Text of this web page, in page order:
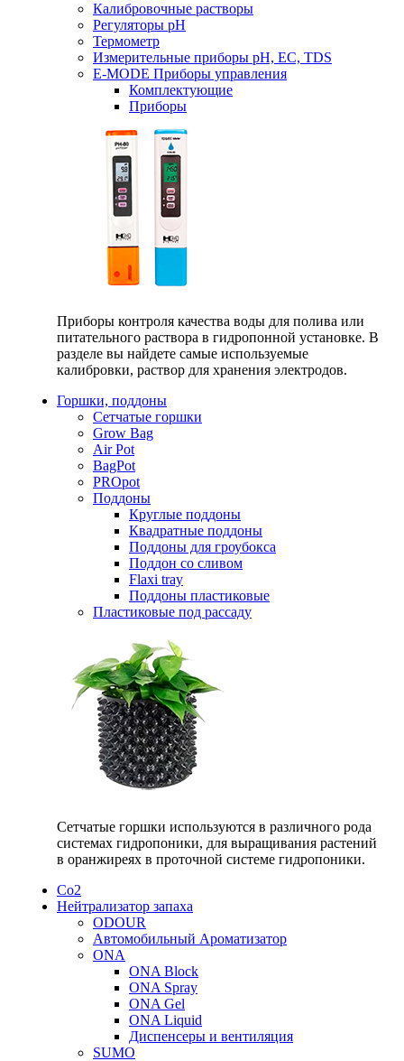
Калибровочные растворы
Регуляторы рН
Термометр
Измерительные приборы pH, EC, TDS
E-MODE Приборы управления
Комплектующие
Приборы
Приборы контроля качества воды для полива или
питательного раствора в гидропонной установке. В
разделе вы найдете самые используемые
калибровки, раствор для хранения электродов.
Горшки, поддоны
Сетчатые горшки
Grow Bag
Air Pot
BagPot
PROpot
Поддоны
Круглые поддоны
Квадратные поддоны
Поддоны для гроубокса
Поддон со сливом
Flaxi tray
Поддоны пластиковые
Пластиковые под рассаду
Сетчатые горшки используются в различного рода
системах гидропоники, для выращивания растений
в оранжиреях в проточной системе гидропоники.
Со2
Нейтрализатор запаха
ODOUR
Автомобильный Ароматизатор
ONA
ONA Block
ONA Spray
ONA Gel
ONA Liquid
Диспенсеры и вентиляция
SUMO